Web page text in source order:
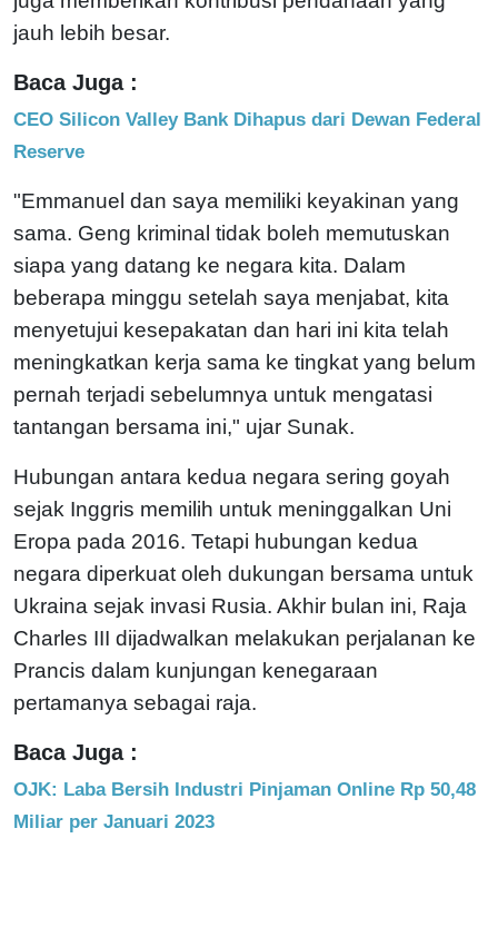
jauh lebih besar.
Baca Juga :
CEO Silicon Valley Bank Dihapus dari Dewan Federal
Reserve
"Emmanuel dan saya memiliki keyakinan yang
sama. Geng kriminal tidak boleh memutuskan
siapa yang datang ke negara kita. Dalam
beberapa minggu setelah saya menjabat, kita
menyetujui kesepakatan dan hari ini kita telah
meningkatkan kerja sama ke tingkat yang belum
pernah terjadi sebelumnya untuk mengatasi
tantangan bersama ini," ujar Sunak.
Hubungan antara kedua negara sering goyah
sejak Inggris memilih untuk meninggalkan Uni
Eropa pada 2016. Tetapi hubungan kedua
negara diperkuat oleh dukungan bersama untuk
Ukraina sejak invasi Rusia. Akhir bulan ini, Raja
Charles III dijadwalkan melakukan perjalanan ke
Prancis dalam kunjungan kenegaraan
pertamanya sebagai raja.
Baca Juga :
OJK: Laba Bersih Industri Pinjaman Online Rp 50,48
Miliar per Januari 2023